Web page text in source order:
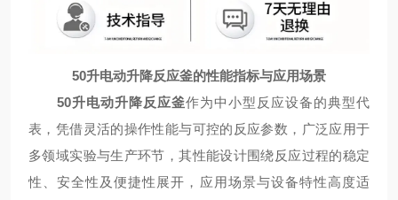
50升电动升降反应釜的性能指标与应用场景
50升电动升降反应釜作为中小型反应设备的典型代
表，凭借灵活的操作性能与可控的反应参数，广泛应用于
多领域实验与生产环节，其性能设计围绕反应过程的稳定
性、安全性及便捷性展开，应用场景与设备特性高度适